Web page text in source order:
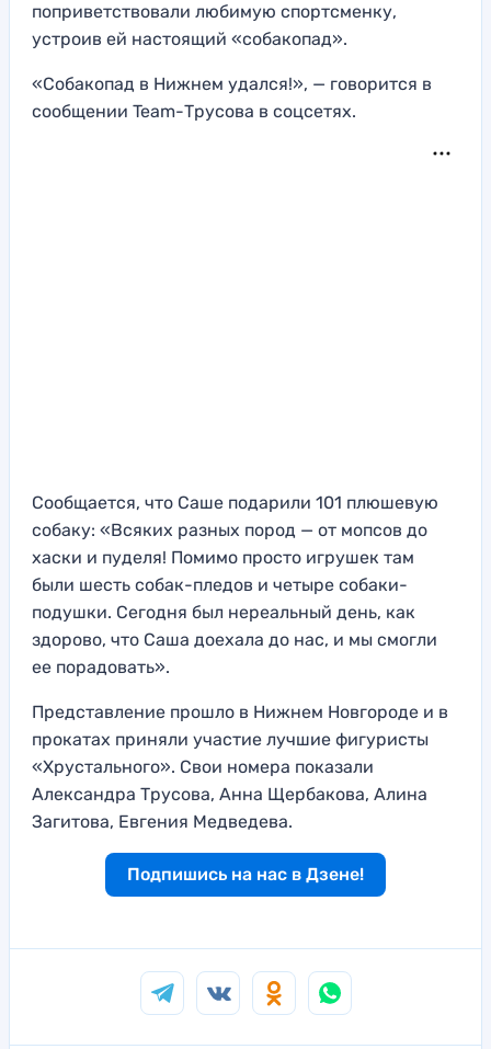
поприветствовали любимую спортсменку,
устроив ей настоящий «собакопад».
«Собакопад в Нижнем удался!», — говорится в
сообщении Team-Трусова в соцсетях.
Сообщается, что Саше подарили 101 плюшевую
собаку: «Всяких разных пород — от мопсов до
хаски и пуделя! Помимо просто игрушек там
были шесть собак-пледов и четыре собаки-
подушки. Сегодня был нереальный день, как
здорово, что Саша доехала до нас, и мы смогли
ее порадовать».
Представление прошло в Нижнем Новгороде и в
прокатах приняли участие лучшие фигуристы
«Хрустального». Свои номера показали
Александра Трусова, Анна Щербакова, Алина
Загитова, Евгения Медведева.
Подпишись на нас в Дзене!